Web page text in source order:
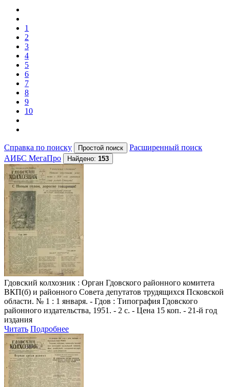
1
2
3
4
5
6
7
8
9
10
Справка по поиску
Расширенный поиск
АИБС МегаПро
Найдено: 153
Гдовский колхозник : Орган Гдовского районного комитета
ВКП(б) и районного Совета депутатов трудящихся Псковской
области. № 1 : 1 января. - Гдов : Типография Гдовского
районного издательства, 1951. - 2 с. - Цена 15 коп. - 21-й год
издания
Читать Подробнее